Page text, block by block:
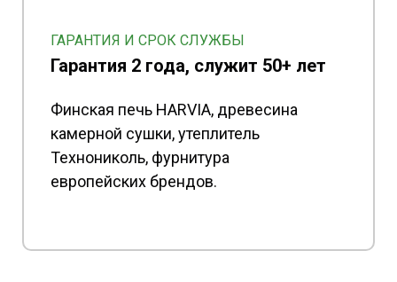
Финская печь HARVIA, древесина
камерной сушки, утеплитель
Технониколь, фурнитура
европейских брендов.
Гарантия 2 года, служит 50+ лет
ГАРАНТИЯ И СРОК СЛУЖБЫ